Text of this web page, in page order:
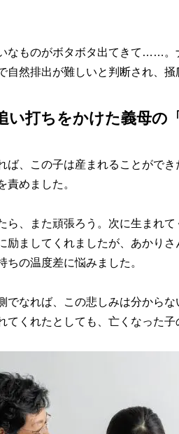
なものがボタボタ出てきて……
自然排出が難しいと判断され、掻
い打ちをかけた義母の
、この子は産まれることがで
責めました。
、また頑張ろう。次に生まれ
励ましてくれましたが、あかり
の温度差に悩みました。
でなれば、この悲しみは分から
てくれたとしても、亡くなった子